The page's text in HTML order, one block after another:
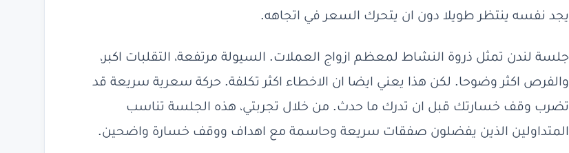
يجد نفسه ينتظر طويلا دون ان يتحرك السعر في اتجاهه.
جلسة لندن تمثل ذروة النشاط لمعظم ازواج العملات. السيولة مرتفعة، التقلبات اكبر،
والفرص اكثر وضوحا. لكن هذا يعني ايضا ان الاخطاء اكثر تكلفة. حركة سعرية سريعة قد
تضرب وقف خسارتك قبل ان تدرك ما حدث. من خلال تجربتي، هذه الجلسة تناسب
المتداولين الذين يفضلون صفقات سريعة وحاسمة مع اهداف ووقف خسارة واضحين.